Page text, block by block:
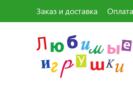
Заказ и доставка Оплата